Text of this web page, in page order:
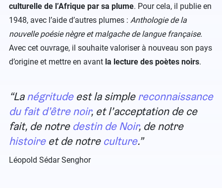
culturelle de l’Afrique par sa plume. Pour cela, il publie en
1948, avec l’aide d’autres plumes : Anthologie de la
nouvelle poésie nègre et malgache de langue française.
Avec cet ouvrage, il souhaite valoriser à nouveau son pays
d’origine et mettre en avant la lecture des poètes noirs.
Lanégritudeest la simplereconnaissance
du fait d’être noir, et l’acceptation de ce
fait, de notre destin de Noir, de notre
histoireet de notre culture.
Léopold Sédar Senghor